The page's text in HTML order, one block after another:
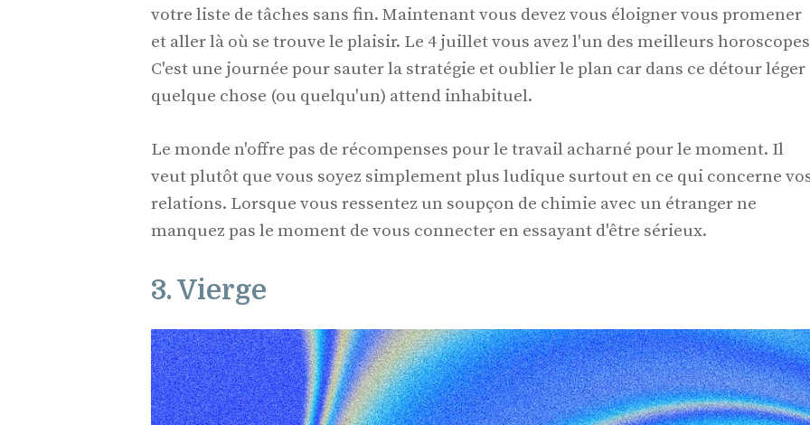
votre liste de tâches sans fin. Maintenant vous devez vous éloigner vous promener
et aller là où se trouve le plaisir. Le 4 juillet vous avez l'un des meilleurs
C'est une journée pour sauter la stratégie et oublier le plan car dans ce détour léger
quelque chose (ou quelqu'un) attend inhabituel.
Le monde n'offre pas de récompenses pour le travail acharné pour le moment. Il
veut plutôt que vous soyez simplement plus ludique surtout en ce qui concerne
relations. Lorsque vous ressentez un soupçon de chimie avec un étranger ne
manquez pas le moment de vous connecter en essayant d'être sérieux.
3. Vierge